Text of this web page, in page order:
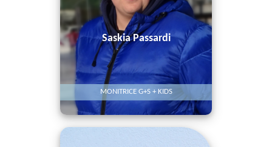
Saskia Passardi
MONITRICE G+S + KIDS